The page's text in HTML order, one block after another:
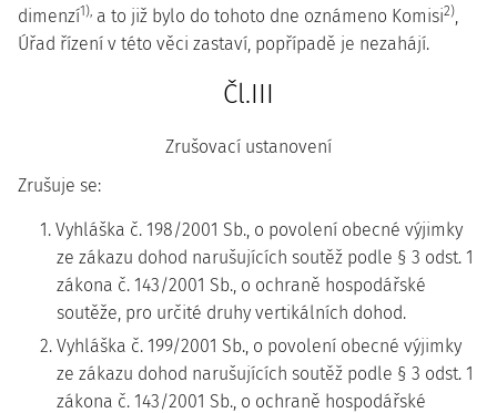
dimenzí1), a to již bylo do tohoto dne oznámeno Komisi2),
Úřad řízení v této věci zastaví, popřípadě je nezahájí.
Čl.III
Zrušovací ustanovení
Zrušuje se:
1. Vyhláška č. 198/2001 Sb., o povolení obecné výjimky
ze zákazu dohod narušujících soutěž podle § 3 odst. 1
zákona č. 143/2001 Sb., o ochraně hospodářské
soutěže, pro určité druhy vertikálních dohod.
2. Vyhláška č. 199/2001 Sb., o povolení obecné výjimky
ze zákazu dohod narušujících soutěž podle § 3 odst. 1
zákona č. 143/2001 Sb., o ochraně hospodářské